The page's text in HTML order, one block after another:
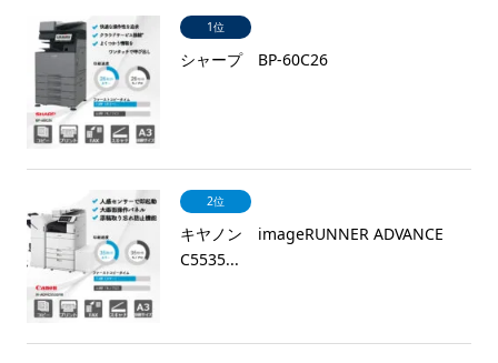
1位
シャープ BP-60C26
2位
キヤノン imageRUNNER ADVANCE
C5535...